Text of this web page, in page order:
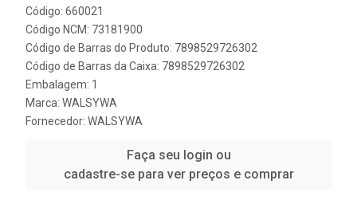
Código: 660021
Código NCM: 73181900
Código de Barras do Produto: 7898529726302
Código de Barras da Caixa: 7898529726302
Embalagem: 1
Marca: WALSYWA
Fornecedor: WALSYWA
Faça seu login ou
cadastre-se para ver preços e comprar